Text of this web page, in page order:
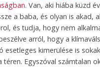
. Van, aki hiába küzd
a baba, és olyan is akad,
és tudja, hogy nem
arról, hogy a
esetleges kimerülése is
téren. Egyszóval számtalan